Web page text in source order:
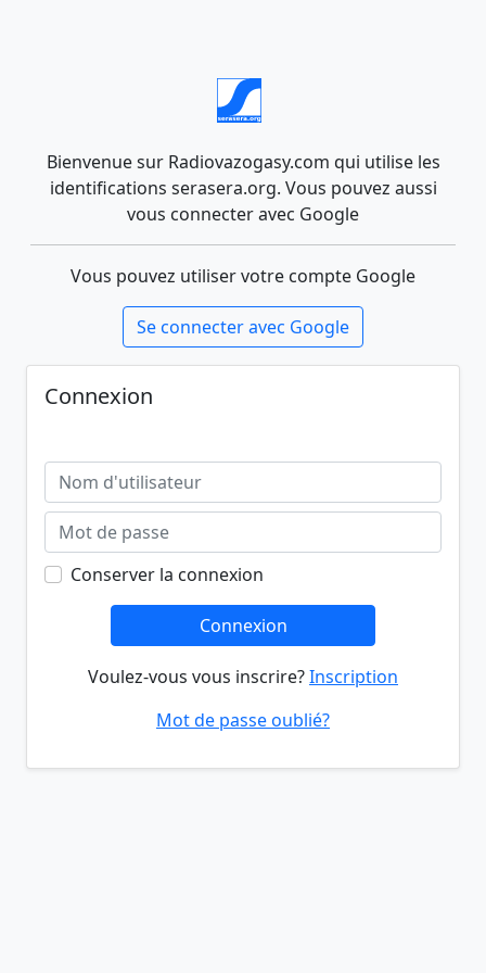
Bienvenue sur Radiovazogasy.com qui utilise les
identifications serasera.org. Vous pouvez aussi
vous connecter avec Google
Vous pouvez utiliser votre compte Google
Se connecter avec Google
Connexion
Conserver la connexion
Connexion
Voulez-vous vous inscrire?Inscription
Mot de passe oublié?